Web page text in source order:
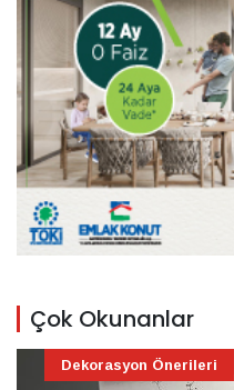
Çok Okunanlar
Dekorasyon Önerileri